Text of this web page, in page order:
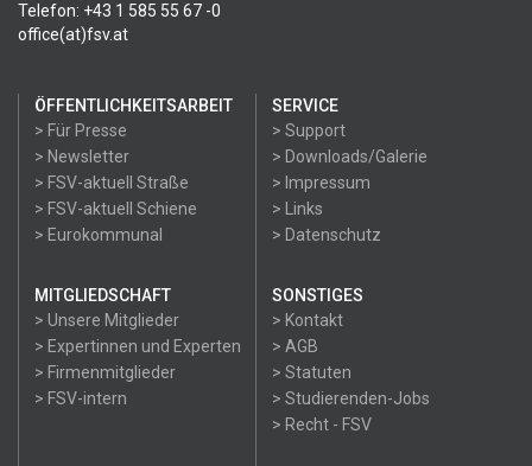
Telefon: +43 1 585 55 67 -0
office(at)fsv.at
ÖFFENTLICHKEITSARBEIT
> Für Presse
> Newsletter
> FSV-aktuell Straße
> FSV-aktuell Schiene
> Eurokommunal
SERVICE
> Support
> Downloads/Galerie
> Impressum
> Links
> Datenschutz
MITGLIEDSCHAFT
> Unsere Mitglieder
> Expertinnen und Experten
> Firmenmitglieder
> FSV-intern
SONSTIGES
> Kontakt
> AGB
> Statuten
> Studierenden-Jobs
> Recht - FSV